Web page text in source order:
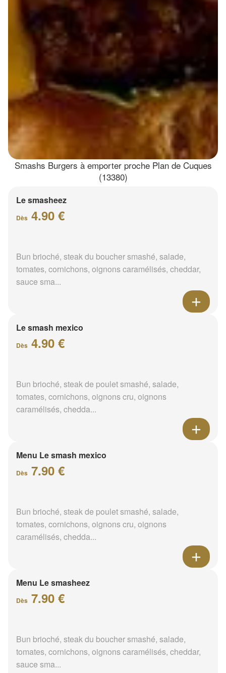
Smashs Burgers à emporter proche Plan de Cuques
(13380)
Le smasheez
Dès 4.90 €
Bun brioché, steak du boucher smashé, salade,
tomates, cornichons, oignons caramélisés, cheddar,
sauce sma...
Le smash mexico
Dès 4.90 €
Bun brioché, steak de poulet smashé, salade,
tomates, cornichons, oignons cru, oignons
caramélisés, chedda...
Menu Le smash mexico
Dès 7.90 €
Bun brioché, steak de poulet smashé, salade,
tomates, cornichons, oignons cru, oignons
caramélisés, chedda...
Menu Le smasheez
Dès 7.90 €
Bun brioché, steak du boucher smashé, salade,
tomates, cornichons, oignons caramélisés, cheddar,
sauce sma...